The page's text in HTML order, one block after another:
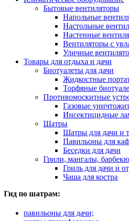
Бытовые вентиляторы
Напольные
Настольные
Настенные
Вентиляторы с
Уличные
Товары для отдыха и дачи
Биотуалеты для дачи
Жидкостные
Торфяные
Противомоскитные
Газовые
Инсектицидные
Шатры
Шатры для дачи и
Павильоны для
Беседки для дачи
Грили, мангалы, барбекю
Гриль для дачи и
Чаша для костра
Гид по шатрам:
павильоны для дачи;